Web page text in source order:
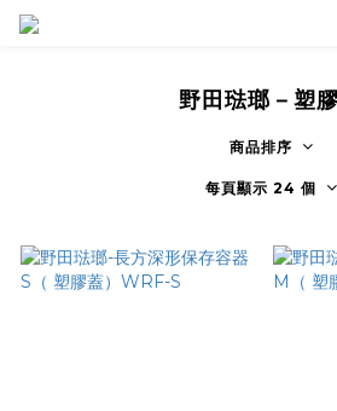
野田琺瑯－塑
商品排序
每頁顯示 24 個